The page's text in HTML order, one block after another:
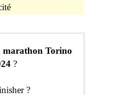
marathon Torino
?
?